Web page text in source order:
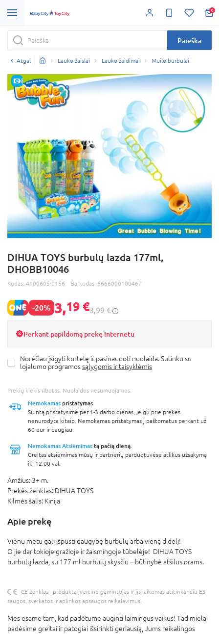
0
Paieška
Atgal Lauko žaislai Lauko žaidimai Muilo burbulai
E-KAINA
DIHUA TOYS burbulų lazda 177ml,
DHOBB10046
Kodas: 4100605-0156 Barkodas: 6666000100467
-20% 3,19 €3,99 €
Perkant papildomą prekę internetu
Norėčiau įsigyti kortelę ir pasinaudoti nuolaida. Sutinku su
lojalumo programossąlygomis ir taisyklėmis
Prekių kiekis ribotas. Nuolaidos nesumuojamos.
Nemokamas pristatymas
Siuntą pristatysime per 1-3 darbo dienas, jeigu prie prekės
nenurodyta kitaip. Nemokamas pristatymas į paštomatus perkant už
60 eur ir daugiau.
Nemokamas Atsiėmimas tą pačią dieną.
Greitas atsiėmimas mūsų ir partnerių parduotuvėse atlikus užsakymą
iki 12:00 val.
Amžius: 3+ m.
Prekės ženklas: DIHUA TOYS
Kilmės šalis: Kinija
Apie prekę
Vienu metu gali išpūsti daugybę burbulų arba vieną didelį!
O jie dar tokioje gražioje ir žaismingoje tūbelėje! DIHUA TOYS
burbulų lazda, su 177 ml burbulų skysčiu – būtinybė atšilus orams.
CE ženklas - produktą įvertino gamintojas ir jis laikomas atitinkančiu ES
saugos, sveikatos ir aplinkos apsaugos reikalavimus.
Mes esame tam, kad padėtume auginti laimingus vaikus! Tad mielai
padėsime greitai ir patogiai išsirinkti geriausią, Jums reikalingos